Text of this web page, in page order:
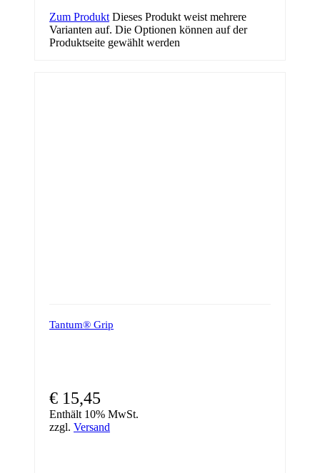
Zum Produkt Dieses Produkt weist mehrere
Varianten auf. Die Optionen können auf der
Produktseite gewählt werden
Tantum® Grip
€ 15,45
Enthält 10% MwSt.
zzgl. Versand